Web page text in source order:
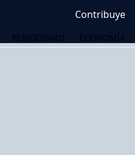
Contribuye
PERIODISMO ECONOMÍA